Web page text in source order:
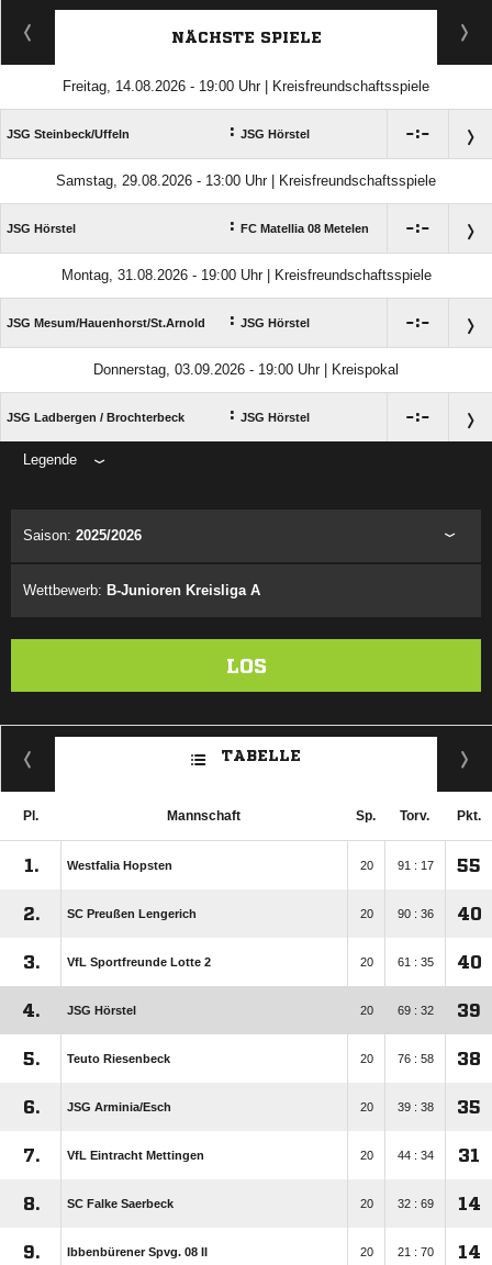
ANZEIGE
NÄCHSTE SPIELE
Freitag, 14.08.2026 - 19:00 Uhr | Kreisfreundschaftsspiele
JSG Steinbeck/​Uffeln : JSG Hörstel :
Samstag, 29.08.2026 - 13:00 Uhr | Kreisfreundschaftsspiele
JSG Hörstel : FC Matellia 08 Metelen :
Montag, 31.08.2026 - 19:00 Uhr | Kreisfreundschaftsspiele
JSG Mesum/​Hauenhorst/​St.Arnold : JSG Hörstel :
Donnerstag, 03.09.2026 - 19:00 Uhr | Kreispokal
JSG Ladbergen /​ Brochterbeck : JSG Hörstel :
Legende
Saison: 2025/2026
Wettbewerb: B-Junioren Kreisliga A
LOS
TABELLE
Pl. Mannschaft Sp. Torv. Pkt.
1. Westfalia Hopsten 20 91 : 17 55
2. SC Preußen Lengerich 20 90 : 36 40
3. VfL Sportfreunde Lotte 2 20 61 : 35 40
4. JSG Hörstel 20 69 : 32 39
5. Teuto Riesenbeck 20 76 : 58 38
6. JSG Arminia/​Esch 20 39 : 38 35
7. VfL Eintracht Mettingen 20 44 : 34 31
8. SC Falke Saerbeck 20 32 : 69 14
9. Ibbenbürener Spvg. 08 II 20 21 : 70 14